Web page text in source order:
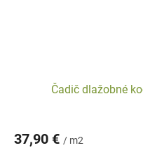
Čadič dlažobné
37,90 € / m2